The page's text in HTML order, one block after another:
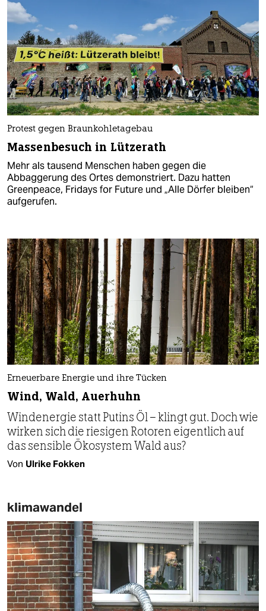
Protest gegen Braunkohletagebau
Massenbesuch in Lützerath
Mehr als tausend Menschen haben gegen die
Abbaggerung des Ortes demonstriert. Dazu hatten
Greenpeace, Fridays for Future und „Alle Dörfer bleiben“
aufgerufen.
Erneuerbare Energie und ihre Tücken
Wind, Wald, Auerhuhn
Windenergie statt Putins Öl – klingt gut. Doch wie
wirken sich die riesigen Rotoren eigentlich auf
das sensible Ökosystem Wald aus?
Von Ulrike Fokken
klimawandel